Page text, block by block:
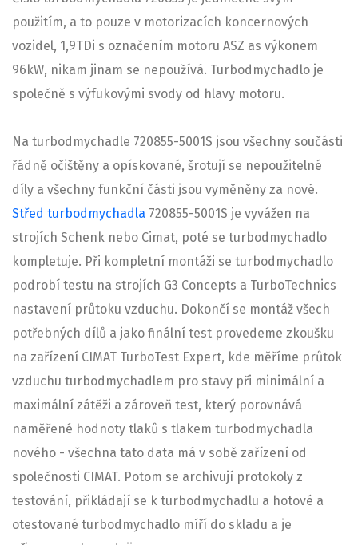
použitím, a to pouze v motorizacích koncernových
vozidel, 1,9TDi s označením motoru ASZ as výkonem
96kW, nikam jinam se nepoužívá. Turbodmychadlo je
společně s výfukovými svody od hlavy motoru.
Na turbodmychadle 720855-5001S jsou všechny součásti
řádně očištěny a opískované, šrotují se nepoužitelné
díly a všechny funkční části jsou vyměněny za nové.
Střed turbodmychadla 720855-5001S je vyvážen na
strojích Schenk nebo Cimat, poté se turbodmychadlo
kompletuje. Při kompletní montáži se turbodmychadlo
podrobí testu na strojích G3 Concepts a TurboTechnics
nastavení průtoku vzduchu. Dokončí se montáž všech
potřebných dílů a jako finální test provedeme zkoušku
na zařízení CIMAT TurboTest Expert, kde měříme průtok
vzduchu turbodmychadlem pro stavy při minimální a
maximální zátěži a zároveň test, který porovnává
naměřené hodnoty tlaků s tlakem turbodmychadla
nového - všechna tato data má v sobě zařízení od
společnosti CIMAT. Potom se archivují protokoly z
testování, přikládají se k turbodmychadlu a hotové a
otestované turbodmychadlo míří do skladu a je